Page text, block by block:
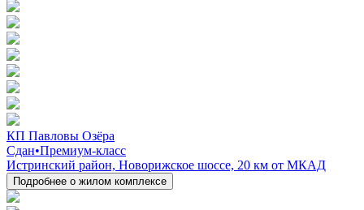
КП Павловы Озёра
Сдан•Премиум-класс
Истринский район, Новорижское шоссе, 20 км от МКАД
Подробнее о жилом комплексе